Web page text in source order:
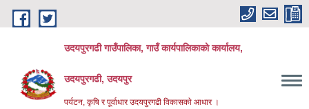
Skip to main content
उदयपुरगढी गाउँपालिका, गाउँ कार्यपालिकाको कार्यालय,
उदयपुरगढी, उदयपुर
पर्यटन, कृषि र पूर्वाधार उदयपुरगढी विकासकाे आधार ।